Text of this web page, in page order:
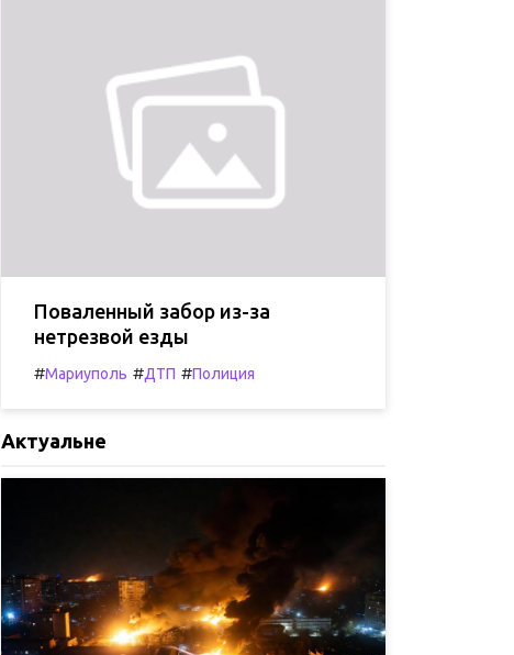
Поваленный забор из-за
нетрезвой езды
#Мариуполь #ДТП #Полиция
Актуальне